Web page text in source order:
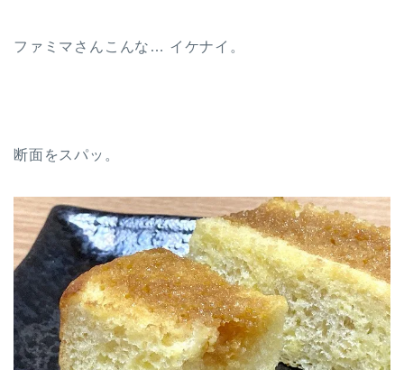
ファミマさんこんな… イケナイ。
断面をスパッ。